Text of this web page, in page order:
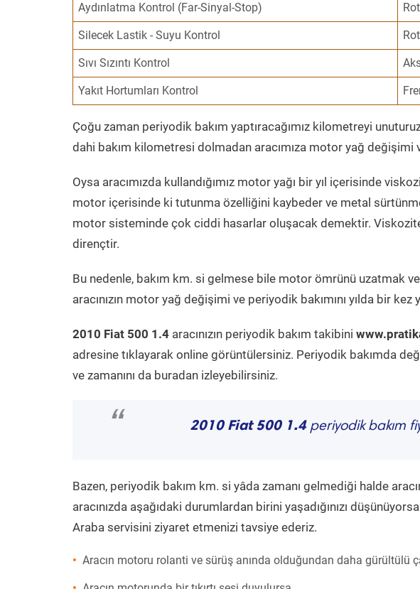
Aydınlatma Kontrol (Far-Sinyal-Stop)
Silecek Lastik - Suyu Kontrol
Sıvı Sızıntı Kontrol
Yakıt Hortumları Kontrol
Çoğu zaman periyodik bakım yaptıracağımız kilometreyi
dahi bakım kilometresi dolmadan aracımıza motor yağ değişimi
Oysa aracımızda kullandığımız motor yağı bir yıl içerisinde
motor içerisinde ki tutunma özelliğini kaybeder ve metal
motor sisteminde çok ciddi hasarlar oluşacak demektir.
dirençtir.
Bu nedenle, bakım km. si gelmese bile motor ömrünü uzatmak ve
aracınızın motor yağ değişimi ve periyodik bakımını yılda bir kez
2010 Fiat 500 1.4 aracınızın periyodik bakım takibini
adresine tıklayarak online görüntülersiniz. Periyodik bakımda
ve zamanını da buradan izleyebilirsiniz.
“ 2010 Fiat 500 1.4periyodik bakım
Bazen, periyodik bakım km. si yâda zamanı gelmediği halde
aracınızda aşağıdaki durumlardan birini yaşadığınızı
Araba servisini ziyaret etmenizi tavsiye ederiz.
Aracın motoru rolanti ve sürüş anında olduğundan daha gürültülü